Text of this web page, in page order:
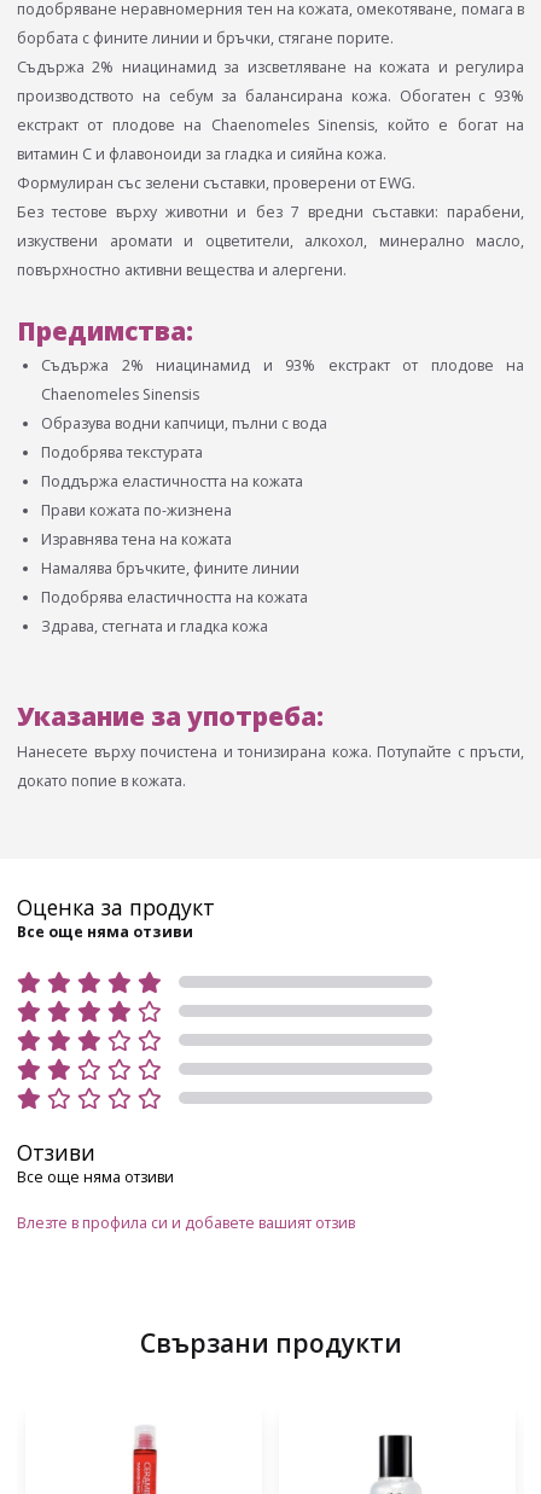
подобряване неравномерния тен на кожата, омекотяване, помага в
борбата с фините линии и бръчки, стягане порите.
Съдържа 2% ниацинамид за изсветляване на кожата и регулира
производството на себум за балансирана кожа. Обогатен с 93%
екстракт от плодове на Chaenomeles Sinensis, който е богат на
витамин С и флавоноиди за гладка и сияйна кожа.
Формулиран със зелени съставки, проверени от EWG.
Без тестове върху животни и без 7 вредни съставки: парабени,
изкуствени аромати и оцветители, алкохол, минерално масло,
повърхностно активни вещества и алергени.
Предимства:
Съдържа 2% ниацинамид и 93% екстракт от плодове на
Chaenomeles Sinensis
Образува водни капчици, пълни с вода
Подобрява текстурата
Поддържа еластичността на кожата
Прави кожата по-жизнена
Изравнява тена на кожата
Намалява бръчките, фините линии
Подобрява еластичността на кожата
Здрава, стегната и гладка кожа
Указание за употреба:
Нанесете върху почистена и тонизирана кожа. Потупайте с пръсти,
докато попие в кожата.
Отзиви
Все още няма отзиви
Влезте в профила си и добавете вашият отзив
Оценка за продукт
Все още няма отзиви
Свързани продукти